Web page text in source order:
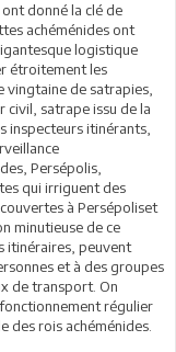
donné la clé de
achéménides ont
logistique
étroitement les
vingtaine de satrapies,
satrape issu de la
inspecteurs itinérants,
Persépolis,
qui irriguent des
à Persépoliset
minutieuse de ce
itinéraires, peuvent
et à des groupes
de transport. On
régulier
des rois achéménides.